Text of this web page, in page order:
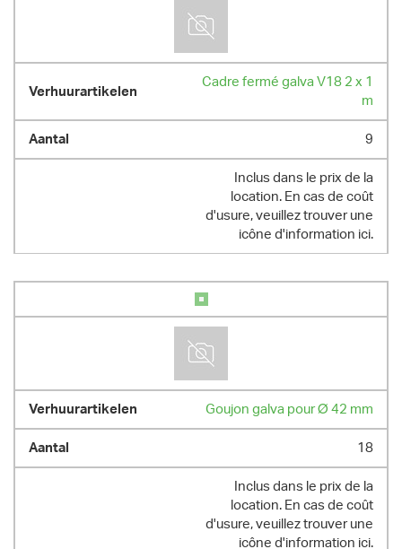
Cadre fermé galva V18 2 x 1
m
9
Inclus dans le prix de la
location. En cas de coût
d'usure, veuillez trouver une
icône d'information ici.
Goujon galva pour Ø 42 mm
18
Inclus dans le prix de la
location. En cas de coût
d'usure, veuillez trouver une
icône d'information ici.